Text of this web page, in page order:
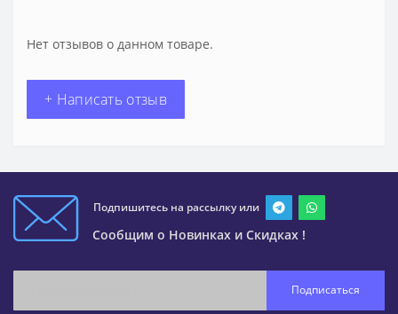
Нет отзывов о данном товаре.
+ Написать отзыв
Подпишитесь на рассылку или
Сообщим о Новинках и Скидках !
Подписаться